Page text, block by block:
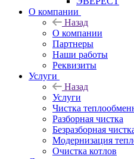
О компании
Назад
О компании
Партнеры
Наши работы
Реквизиты
Услуги
Назад
Услуги
Чистка
Разборная чистка
Безразборная
Модернизация
Очистка котлов